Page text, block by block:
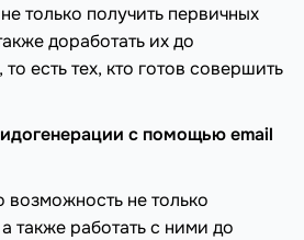
только получить первичных
доработать их до
есть тех, кто готов совершить
с помощьюemail
возможность не только
также работать с ними до